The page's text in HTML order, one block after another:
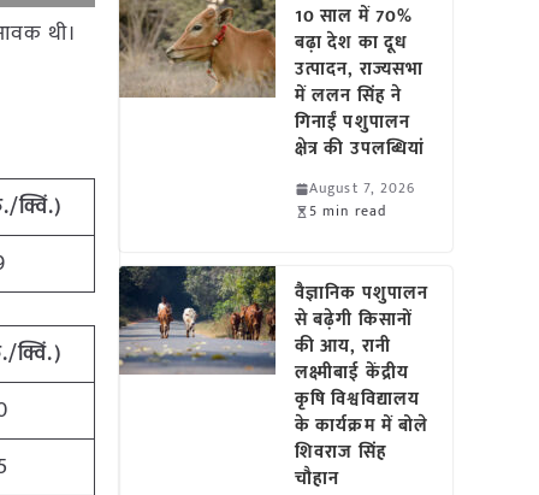
थी।
क्विं.)
क्विं.)
10 साल में 70%
बढ़ा देश का दूध
उत्पादन, राज्यसभा
में ललन सिंह ने
गिनाईं पशुपालन
क्षेत्र की उपलब्धियां
August 7, 2026
5 min read
वैज्ञानिक पशुपालन
से बढ़ेगी किसानों
की आय, रानी
लक्ष्मीबाई केंद्रीय
कृषि विश्वविद्यालय
के कार्यक्रम में बोले
शिवराज सिंह
चौहान